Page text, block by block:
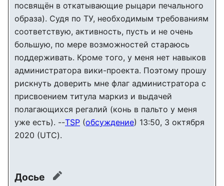
посвящён в откатывающие рыцари печального
образа). Судя по ТУ, необходимым требованиям
соответствую, активность, пусть и не очень
большую, по мере возможностей стараюсь
поддерживать. Кроме того, у меня нет навыков
администратора вики-проекта. Поэтому прошу
рискнуть доверить мне флаг администратора с
присвоением титула маркиз и выдачей
полагающихся регалий (конь в пальто у меня
уже есть). --TSP (обсуждение) 13:50, 3 октября
2020 (UTC).
Досье править